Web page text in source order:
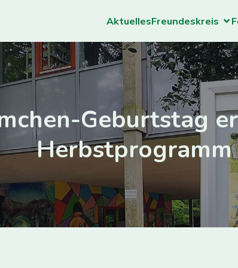
AktuellesFreundeskreis
Geburtstag
Herbstprogramm